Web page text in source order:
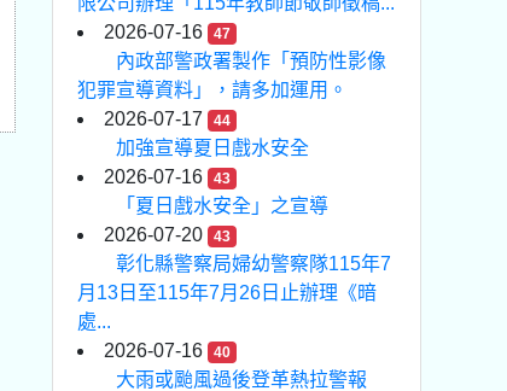
2026-07-16
47
內政部警政署製作「預防性影像
犯罪宣導資料」，請多加運用。
2026-07-17
44
加強宣導夏日戲水安全
2026-07-16
43
「夏日戲水安全」之宣導
2026-07-20
43
彰化縣警察局婦幼警察隊115年7
月13日至115年7月26日止辦理《暗
處...
2026-07-16
40
大雨或颱風過後登革熱拉警報